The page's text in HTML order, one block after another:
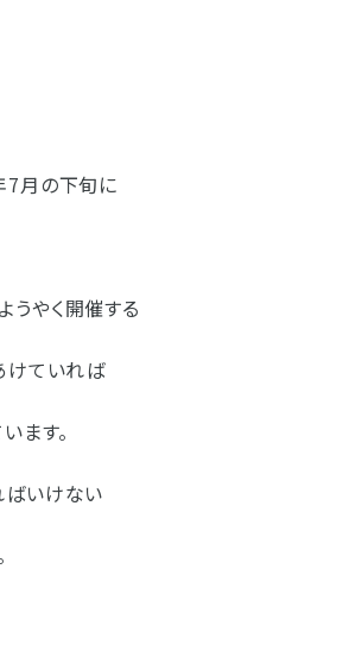
7月の下旬に
やく開催する
けていれば
ます。
ばいけない